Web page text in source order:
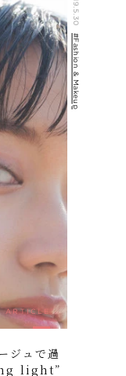
ARTICLE
#Fashion & Makeup
ジュで過
light”